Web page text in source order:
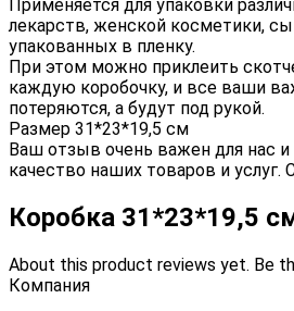
Применяется для упаковки
лекарств, женской косметики,
упакованных в пленку.
При этом можно приклеить
каждую коробочку, и все ваши
потеряются, а будут под рукой.
Размер 31*23*19,5 см
Ваш отзыв очень важен для нас
качество наших товаров и услуг.
Коробка 31*23*19,5
About this product reviews yet. Be
Компания